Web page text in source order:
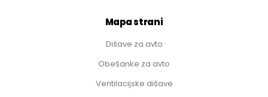
Mapa strani
Dišave za avto
Obešanke za avto
Ventilacijske dišave